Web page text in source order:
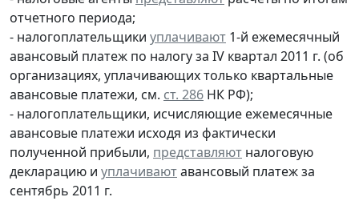
отчетного периода;
- налогоплательщики уплачивают 1-й ежемесячный
авансовый платеж по налогу за IV квартал 2011 г. (об
организациях, уплачивающих только квартальные
авансовые платежи, см. ст. 286 НК РФ);
- налогоплательщики, исчисляющие ежемесячные
авансовые платежи исходя из фактически
полученной прибыли, представляют налоговую
декларацию и уплачиваютавансовый платеж за
сентябрь 2011 г.